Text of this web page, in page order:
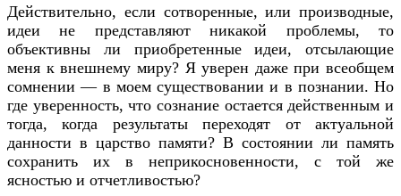
Действительно, если сотворенные, или производные,
идеи не представляют никакой проблемы, то
объективны ли приобретенные идеи, отсылающие
меня к внешнему миру? Я уверен даже при всеобщем
сомнении — в моем существовании и в познании. Но
где уверенность, что сознание остается действенным и
тогда, когда результаты переходят от актуальной
данности в царство памяти? В состоянии ли память
сохранить их в неприкосновенности, с той же
ясностью и отчетливостью?